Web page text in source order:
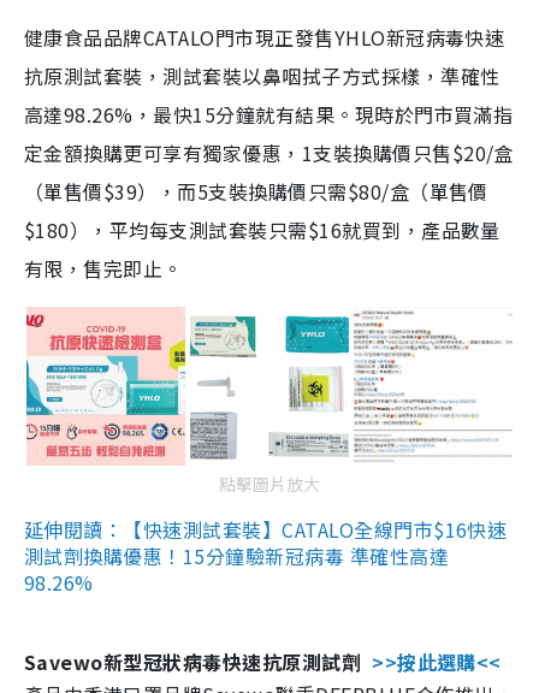
健康食品品牌CATALO門市現正發售YHLO新冠病毒快速
抗原測試套裝，測試套裝以鼻咽拭子方式採樣，準確性
高達98.26%，最快15分鐘就有結果。現時於門市買滿指
定金額換購更可享有獨家優惠，1支裝換購價只售$20/盒
（單售價$39），而5支裝換購價只需$80/盒（單售價
$180），平均每支測試套裝只需$16就買到，產品數量
有限，售完即止。
點擊圖片放大
延伸閱讀：【快速測試套裝】CATALO全線門市$16快速
測試劑換購優惠！15分鐘驗新冠病毒 準確性高達
98.26%
Savewo新型冠狀病毒快速抗原測試劑 >>按此選購<<